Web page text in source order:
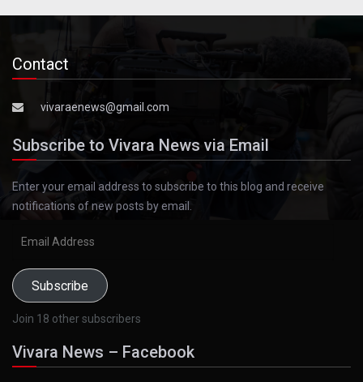
Contact
vivaraenews@gmail.com
Subscribe to Vivara News via Email
Enter your email address to subscribe to this blog and receive
notifications of new posts by email.
Subscribe
Join 18 other subscribers
Vivara News – Facebook